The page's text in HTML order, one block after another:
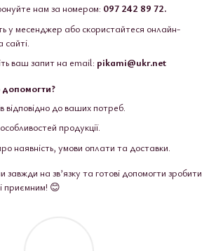
нам за номером: 097 242 89 72.
у месенджер або скористайтеся онлайн-
ваш запит на email: pikami@ukr.net
відповідно до ваших потреб.
продукції.
наявність, умови оплати та доставки.
завжди на зв’язку та готові допомогти зробити
приємним! 😊